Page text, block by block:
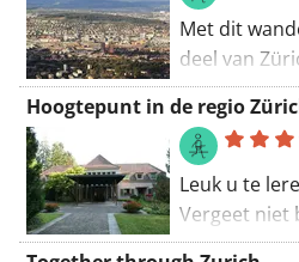
Met dit
deel van
hors
route! Mijn
Hoogtepunt in de regio
Leuk u te
Vergeet niet
Deze route